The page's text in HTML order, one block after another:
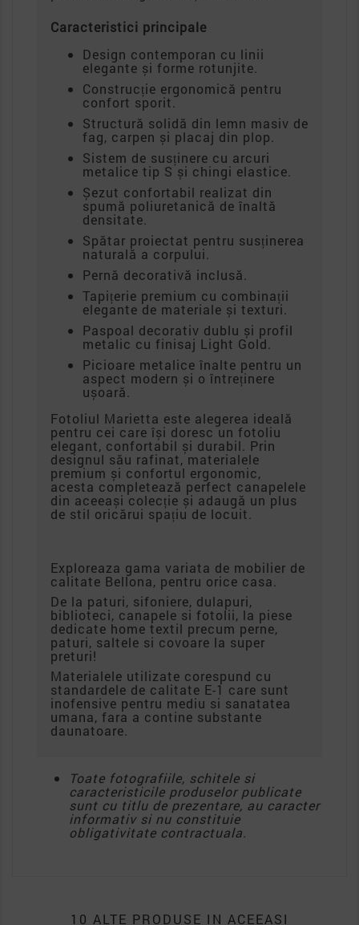
Caracteristici principale
Design contemporan cu linii
elegante și forme rotunjite.
Construcție ergonomică pentru
confort sporit.
Structură solidă din lemn masiv de
fag, carpen și placaj din plop.
Sistem de susținere cu arcuri
metalice tip S și chingi elastice.
Șezut confortabil realizat din
spumă poliuretanică de înaltă
densitate.
Spătar proiectat pentru susținerea
naturală a corpului.
Pernă decorativă inclusă.
Tapițerie premium cu combinații
elegante de materiale și texturi.
Paspoal decorativ dublu și profil
metalic cu finisaj Light Gold.
Picioare metalice înalte pentru un
aspect modern și o întreținere
ușoară.
Fotoliul Marietta este alegerea ideală
pentru cei care își doresc un fotoliu
elegant, confortabil și durabil. Prin
designul său rafinat, materialele
premium și confortul ergonomic,
acesta completează perfect canapelele
din aceeași colecție și adaugă un plus
de stil oricărui spațiu de locuit.
Exploreaza gama variata de mobilier de
calitate Bellona, pentru orice casa.
De la paturi, sifoniere, dulapuri,
biblioteci, canapele si fotolii, la piese
dedicate home textil precum perne,
paturi, saltele si covoare la super
preturi!
Materialele utilizate corespund cu
standardele de calitate E-1 care sunt
inofensive pentru mediu si sanatatea
umana, fara a contine substante
daunatoare.
Toate fotografiile, schitele si
caracteristicile produselor publicate
sunt cu titlu de prezentare, au caracter
informativ si nu constituie
obligativitate contractuala.
10 ALTE PRODUSE IN ACEEASI